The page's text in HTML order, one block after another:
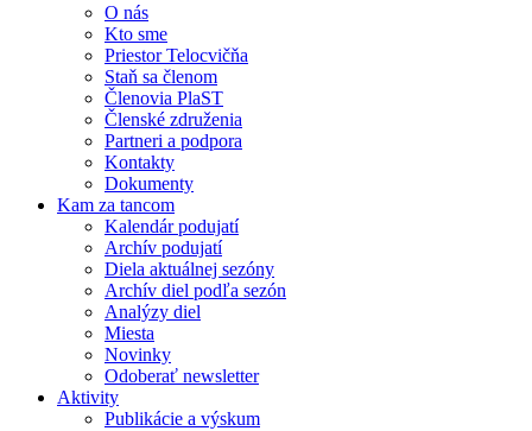
O nás
Kto sme
Priestor Telocvičňa
Staň sa členom
Členovia PlaST
Členské združenia
Partneri a podpora
Kontakty
Dokumenty
Kam za tancom
Kalendár podujatí
Archív podujatí
Diela aktuálnej sezóny
Archív diel podľa sezón
Analýzy diel
Miesta
Novinky
Odoberať newsletter
Aktivity
Publikácie a výskum